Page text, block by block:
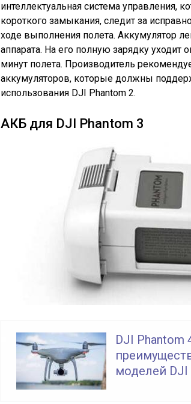
интеллектуальная система управления,
короткого замыкания, следит за
ходе выполнения полета. Аккумулятор
аппарата. На его полную зарядку уходит
минут полета. Производитель
аккумуляторов, которые должны
использования DJI Phantom 2.
АКБ для DJI Phantom 3
DJI Phantom
моделей DJI